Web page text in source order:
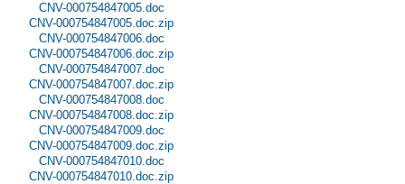
CNV-000754847005.doc
CNV-000754847005.doc.zip
CNV-000754847006.doc
CNV-000754847006.doc.zip
CNV-000754847007.doc
CNV-000754847007.doc.zip
CNV-000754847008.doc
CNV-000754847008.doc.zip
CNV-000754847009.doc
CNV-000754847009.doc.zip
CNV-000754847010.doc
CNV-000754847010.doc.zip